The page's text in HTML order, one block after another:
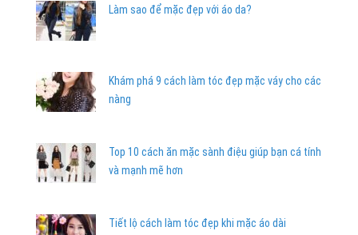
Làm sao để mặc đẹp với áo da?
Khám phá 9 cách làm tóc đẹp mặc váy cho các
nàng
Top 10 cách ăn mặc sành điệu giúp bạn cá tính
và mạnh mẽ hơn
Tiết lộ cách làm tóc đẹp khi mặc áo dài